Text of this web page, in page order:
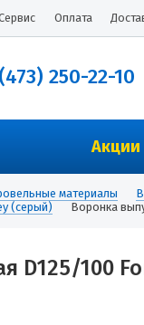
Оплата
250-22-10
Акции
материалы
(серый)
Воронка
D125/100